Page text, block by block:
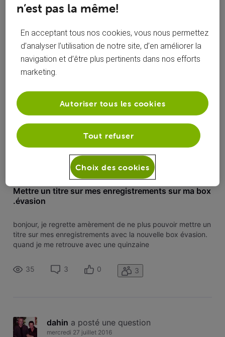
Mettre un titre sur mes enregistrements
sur ma box .évasion
bonjour, je regrette amèrement de ne plus pouvoir mettre un
titre sur mes enregistrements avec la nouvelle box évasion.
quand je me retrouve avec une quinzaine
d'enregistrements, il est très difficile de s'y retrouver et de
film?). le seul tru
a posté une question
mercredi 24 août 2016
Mettre un titre sur mes enregistrements sur ma box
.évasion
bonjour, je regrette amèrement de ne plus pouvoir mettre un
titre sur mes enregistrements avec la nouvelle box évasion.
quand je me retrouve avec une quinzaine
savoir ce que l'on a enregistré (quelle émission ou quel
film?). le seul tru
35 3 0 3
dahin a posté une question
mercredi 27 juillet 2016
n’est pas la même!
En acceptant tous nos cookies, vous nous permettez
d’analyser l’utilisation de notre site, d’en améliorer la
navigation et d’être plus pertinents dans nos efforts
marketing.
Tout refuser
Autoriser tous les cookies
Choix des cookies